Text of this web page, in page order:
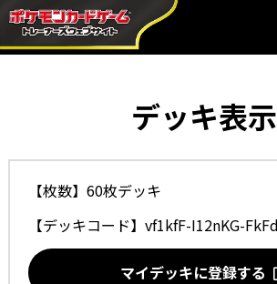
デッキ表示
【枚数】60枚デッキ
【デッキコード】 vf1kfF-I12nKG-
マイデッキに登録する